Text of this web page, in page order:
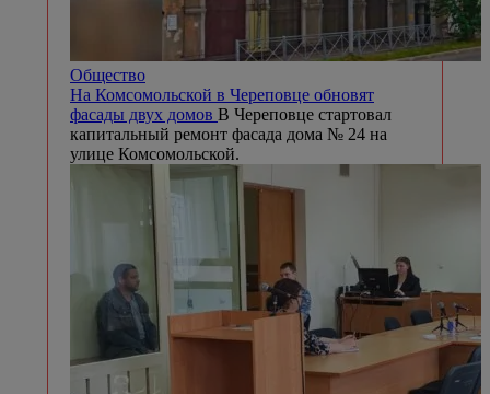
Общество
На Комсомольской в Череповце обновят
фасады двух домов В Череповце стартовал
капитальный ремонт фасада дома № 24 на
улице Комсомольской.